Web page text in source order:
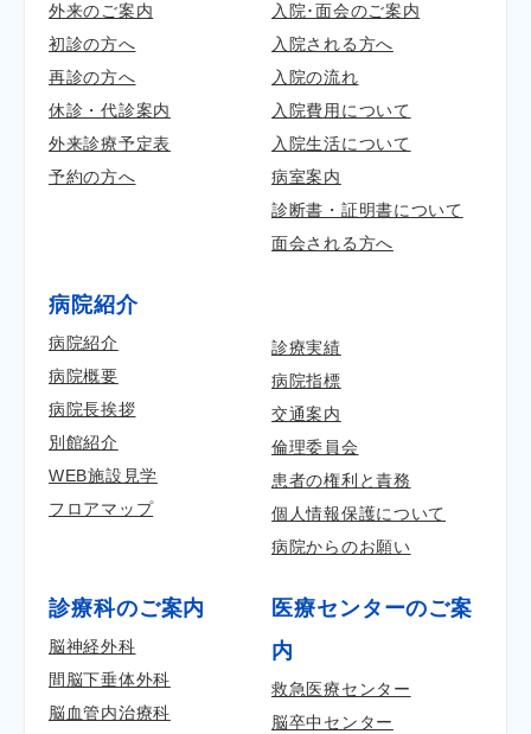
外来のご案内
初診の方へ
再診の方へ
休診・代診案内
外来診療予定表
予約の方へ
入院･面会のご案内
入院される方へ
入院の流れ
入院費用について
入院生活について
病室案内
診断書・証明書について
面会される方へ
病院紹介
病院紹介
病院概要
病院長挨拶
別館紹介
WEB施設見学
フロアマップ
診療実績
病院指標
交通案内
倫理委員会
患者の権利と責務
個人情報保護について
病院からのお願い
診療科のご案内
脳神経外科
間脳下垂体外科
脳血管内治療科
医療センターのご案
内
救急医療センター
脳卒中センター